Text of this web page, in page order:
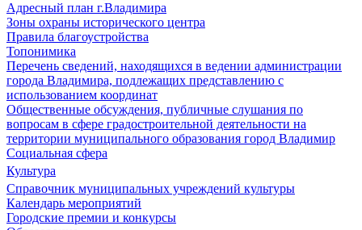
Адресный план г.Владимира
Зоны охраны исторического центра
Правила благоустройства
Топонимика
Перечень сведений, находящихся в ведении администрации
города Владимира, подлежащих представлению с
использованием координат
Общественные обсуждения, публичные слушания по
вопросам в сфере градостроительной деятельности на
территории муниципального образования город Владимир
Социальная сфера
Культура
Справочник муниципальных учреждений культуры
Календарь мероприятий
Городские премии и конкурсы